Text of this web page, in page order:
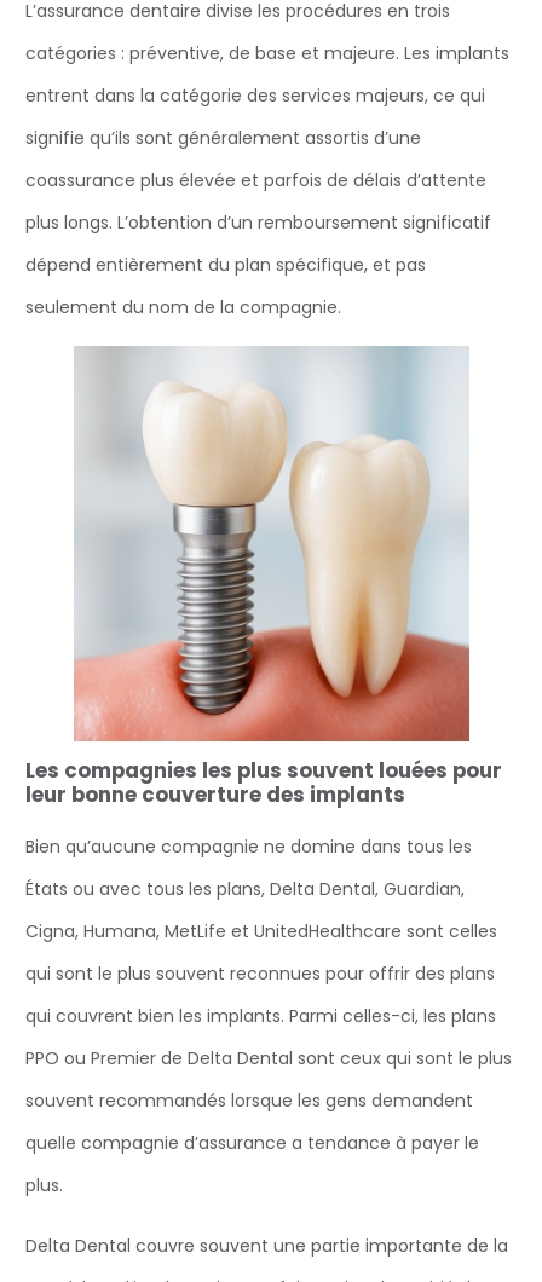
L’assurance dentaire divise les procédures en trois
catégories : préventive, de base et majeure. Les implants
entrent dans la catégorie des services majeurs, ce qui
signifie qu’ils sont généralement assortis d’une
coassurance plus élevée et parfois de délais d’attente
plus longs. L’obtention d’un remboursement significatif
dépend entièrement du plan spécifique, et pas
seulement du nom de la compagnie.
Les compagnies les plus souvent louées pour
leur bonne couverture des implants
Bien qu’aucune compagnie ne domine dans tous les
États ou avec tous les plans, Delta Dental, Guardian,
Cigna, Humana, MetLife et UnitedHealthcare sont celles
qui sont le plus souvent reconnues pour offrir des plans
qui couvrent bien les implants. Parmi celles-ci, les plans
PPO ou Premier de Delta Dental sont ceux qui sont le plus
souvent recommandés lorsque les gens demandent
quelle compagnie d’assurance a tendance à payer le
plus.
Delta Dental couvre souvent une partie importante de la